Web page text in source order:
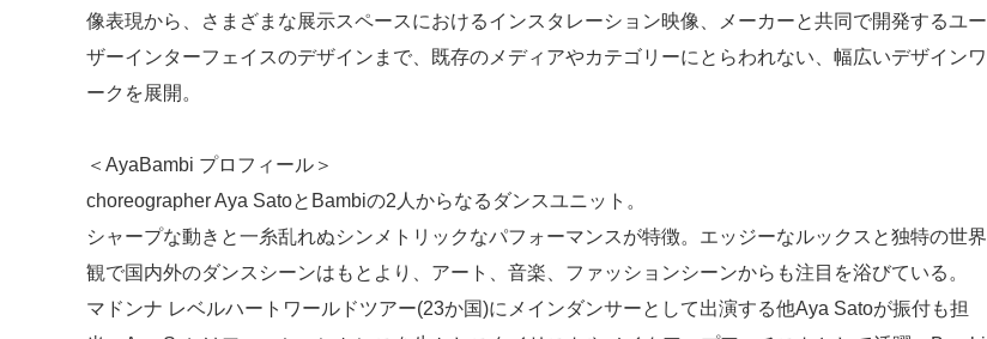
像表現から、さまざまな展示スペースにおけるインスタレーション映像、メーカーと共同で開発するユー
ザーインターフェイスのデザインまで、既存のメディアやカテゴリーにとらわれない、幅広いデザインワ
ークを展開。
＜AyaBambi プロフィール＞
choreographer Aya SatoとBambiの2人からなるダンスユニット。
シャープな動きと一糸乱れぬシンメトリックなパフォーマンスが特徴。エッジーなルックスと独特の世界
観で国内外のダンスシーンはもとより、アート、音楽、ファッションシーンからも注目を浴びている。
マドンナ レベルハートワールドツアー(23か国)にメインダンサーとして出演する他Aya Satoが振付も担